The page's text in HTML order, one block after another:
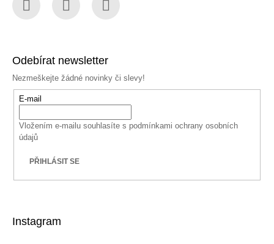
Odebírat newsletter
Nezmeškejte žádné novinky či slevy!
E-mail
Vložením e-mailu souhlasíte s podmínkami ochrany osobních
údajů
PŘIHLÁSIT SE
Instagram